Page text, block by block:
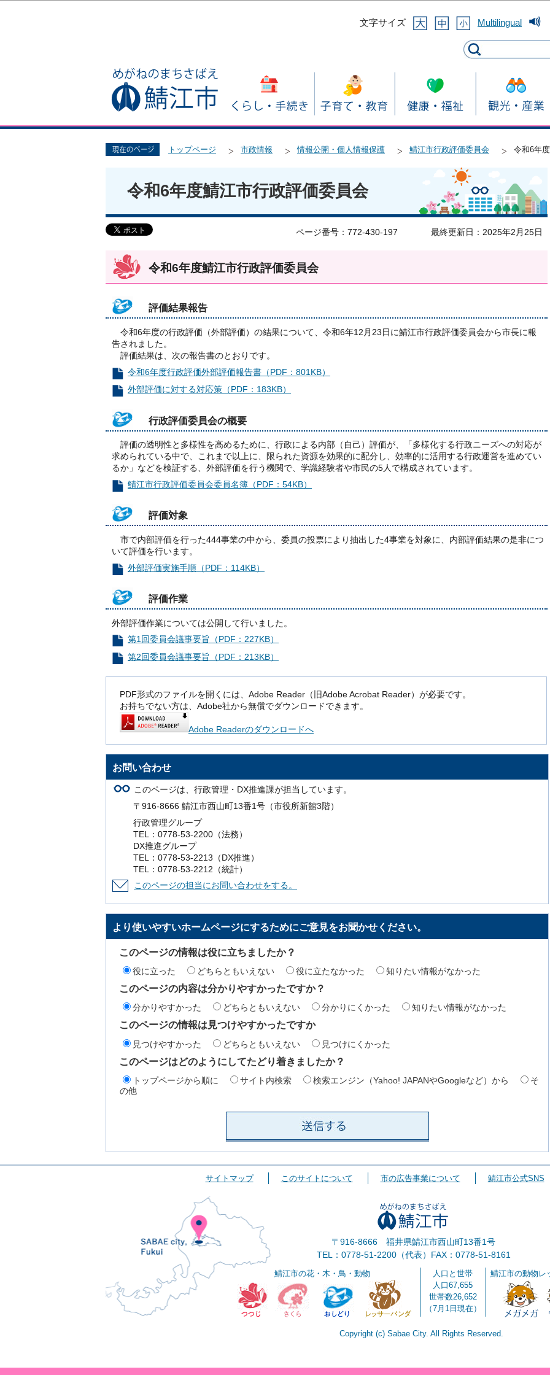
文字サイズ
Multilingual
トップページ 市政情報 情報公開・個人情報保護 鯖江市行政評価委員会 令和6年
令和6年度鯖江市行政評価委員会
ページ番号：772-430-197 最終更新日：2025年2月25日
令和6年度鯖江市行政評価委員会
評価結果報告
令和6年度の行政評価（外部評価）の結果について、令和6年12月23日に鯖江市行政評価委員会から市長に報
告されました。
評価結果は、次の報告書のとおりです。
令和6年度行政評価外部評価報告書（PDF：801KB）
外部評価に対する対応策（PDF：183KB）
行政評価委員会の概要
評価の透明性と多様性を高めるために、行政による内部（自己）評価が、「多様化する行政ニーズへの対応が
求められている中で、これまで以上に、限られた資源を効果的に配分し、効率的に活用する行政運営を進めてい
るか」などを検証する、外部評価を行う機関で、学識経験者や市民の5人で構成されています。
鯖江市行政評価委員会委員名簿（PDF：54KB）
評価対象
市で内部評価を行った444事業の中から、委員の投票により抽出した4事業を対象に、内部評価結果の是非につ
いて評価を行います。
外部評価実施手順（PDF：114KB）
評価作業
外部評価作業については公開して行いました。
第1回委員会議事要旨（PDF：227KB）
第2回委員会議事要旨（PDF：213KB）
PDF形式のファイルを開くには、Adobe Reader（旧Adobe Acrobat Reader）が必要です。
お持ちでない方は、Adobe社から無償でダウンロードできます。
Adobe Readerのダウンロードへ
お問い合わせ
このページは、行政管理・DX推進課が担当しています。
〒916-8666 鯖江市西山町13番1号（市役所新館3階）
行政管理グループ
TEL：0778-53-2200（法務）
DX推進グループ
TEL：0778-53-2213（DX推進）
TEL：0778-53-2212（統計）
このページの担当にお問い合わせをする。
より使いやすいホームページにするためにご意見をお聞かせください。
このページの情報は役に立ちましたか？
役に立った どちらともいえない 役に立たなかった 知りたい情報がなかった
このページの内容は分かりやすかったですか？
分かりやすかった どちらともいえない 分かりにくかった 知りたい情報がなかった
このページの情報は見つけやすかったですか
見つけやすかった どちらともいえない 見つけにくかった
このページはどのようにしてたどり着きましたか？
トップページから順に サイト内検索 検索エンジン（Yahoo! JAPANやGoogleなど）から
そ
の他
サイトマップ このサイトについて 市の広告事業について 鯖江市公式SNS
〒916-8666 福井県鯖江市西山町13番1号
TEL：0778-51-2200（代表） FAX：0778-51-8161
鯖江市の花・木・鳥・動物
人口と世帯
人口67,655
世帯数26,652
（7月1日現在）
鯖江市の動物レ
Copyright (c) Sabae City. All Rights Reserved.